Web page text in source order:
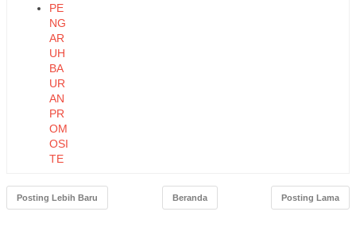
PE
NG
AR
UH
BA
UR
AN
PR
OM
OSI
TE
AD
AP
Posting Lebih Baru Posting Lama
Beranda